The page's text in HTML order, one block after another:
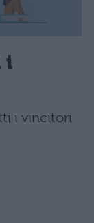
i
i vincitori